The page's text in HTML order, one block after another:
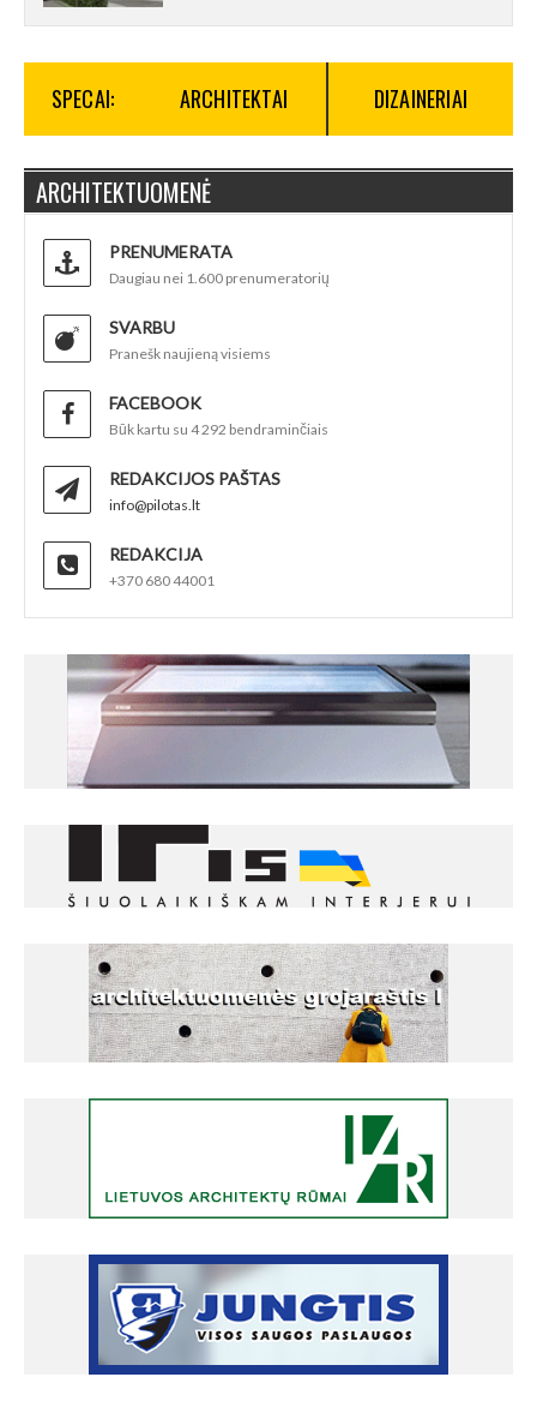
SPECAI: ARCHITEKTAI DIZAINERIAI
ARCHITEKTUOMENĖ
PRENUMERATA
Daugiau nei 1.600 prenumeratorių
SVARBU
Pranešk naujieną visiems
FACEBOOK
Būk kartu su 4 292 bendraminčiais
REDAKCIJOS PAŠTAS
info@pilotas.lt
REDAKCIJA
+370 680 44001